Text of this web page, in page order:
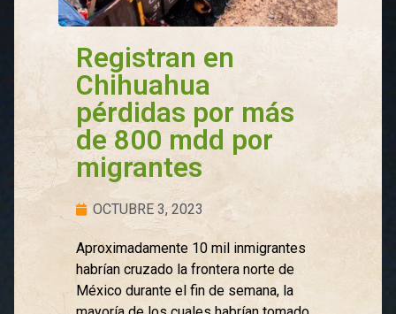
Registran en
Chihuahua
pérdidas por más
de 800 mdd por
migrantes
OCTUBRE 3, 2023
Aproximadamente 10 mil inmigrantes
habrían cruzado la frontera norte de
México durante el fin de semana, la